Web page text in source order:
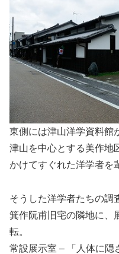
東側には津山洋学資料館
津山を中心とする美作地
かけてすぐれた洋学者を
そうした洋学者たちの調
箕作阮甫旧宅の隣地に、
転。
常設展示室 – 「人体に隠